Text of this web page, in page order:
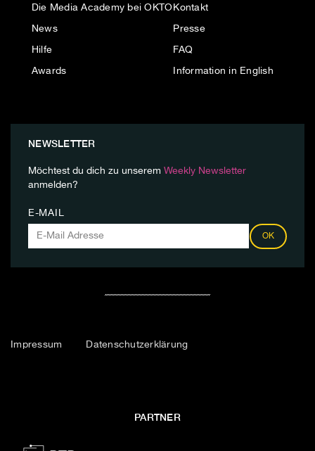
Die Media Academy bei OKTO
News
Hilfe
Awards
Kontakt
Presse
FAQ
Information in English
NEWSLETTER
Möchtest du dich zu unserem Weekly Newsletter
anmelden?
E-MAIL
OK
Impressum Datenschutzerklärung
PARTNER